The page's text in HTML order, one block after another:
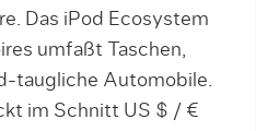
Das iPod Ecosystem
umfaßt Taschen,
taugliche Automobile.
im Schnitt US $ / €